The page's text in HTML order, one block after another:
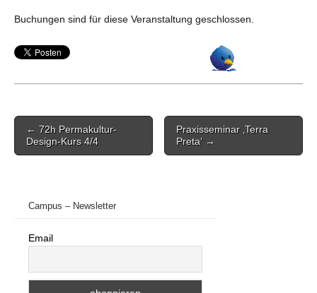
Buchungen sind für diese Veranstaltung geschlossen.
Post
navigation
← 72h Permakultur-
Design-Kurs 4/4
Praxisseminar ‚Terra
Preta‘ →
Campus – Newsletter
Email